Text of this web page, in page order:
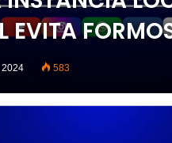
EVITA
2024 583